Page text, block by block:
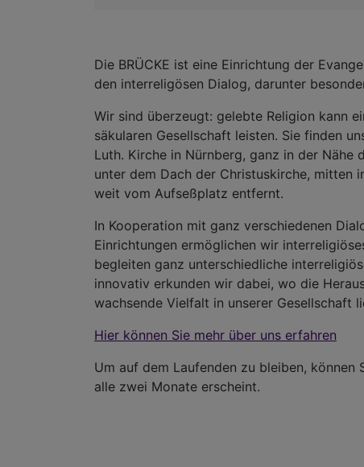
Die BRÜCKE ist eine Einrichtung der
den interreligösen Dialog, darunter
Wir sind überzeugt: gelebte Religion kann
säkularen Gesellschaft leisten. Sie finden
Luth. Kirche in Nürnberg, ganz in der Nähe
unter dem Dach der Christuskirche, mitten
weit vom Aufseßplatz entfernt.
In Kooperation mit ganz verschiedenen
Einrichtungen ermöglichen wir
begleiten ganz unterschiedliche
innovativ erkunden wir dabei, wo die
wachsende Vielfalt in unserer Gesellschaft
Hier können Sie mehr über uns erfahren
Um auf dem Laufenden zu bleiben, können
alle zwei Monate erscheint.